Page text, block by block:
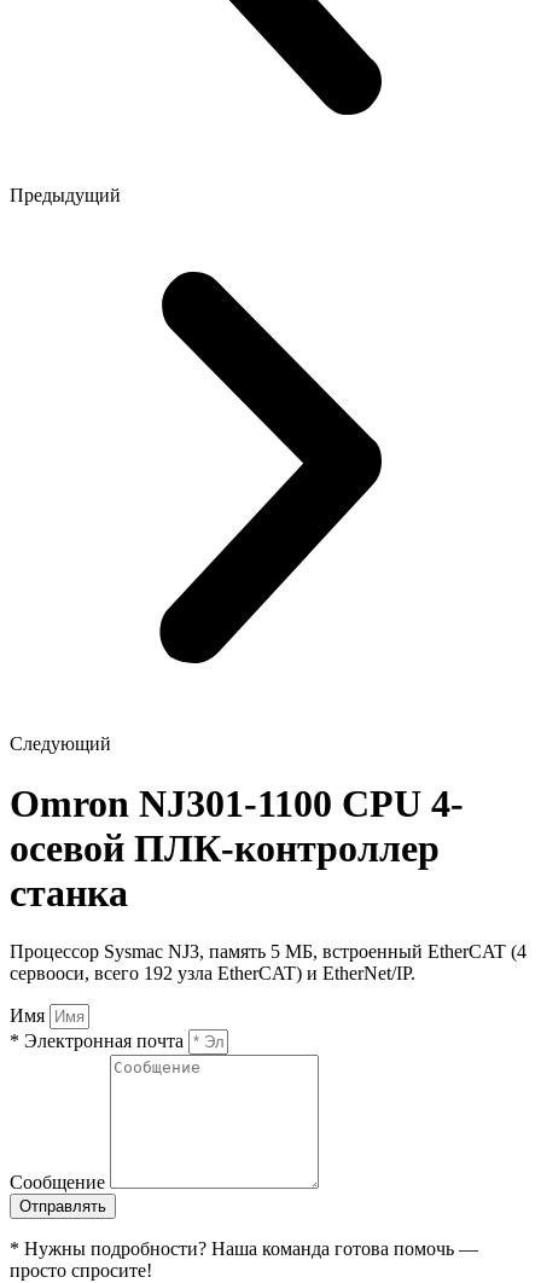
Предыдущий
Следующий
Omron NJ301-1100 CPU 4-
осевой ПЛК-контроллер
станка
Процессор Sysmac NJ3, память 5 МБ, встроенный EtherCAT (4
сервооси, всего 192 узла EtherCAT) и EtherNet/IP.
Имя
* Электронная почта
Сообщение
Отправлять
* Нужны подробности? Наша команда готова помочь —
просто спросите!